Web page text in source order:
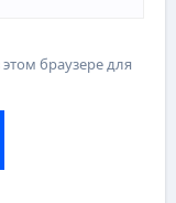
браузере для